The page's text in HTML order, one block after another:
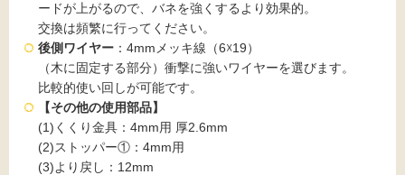
ードが上がるので、バネを強くするより効果的。
交換は頻繁に行ってください。
後側ワイヤー ：4mmメッキ線（6☓19）
（木に固定する部分）衝撃に強いワイヤーを選びます。
比較的使い回しが可能です。
【その他の使用部品】
(1)くくり金具：4mm用 厚2.6mm
(2)ストッパー①：4mm用
(3)より戻し：12mm